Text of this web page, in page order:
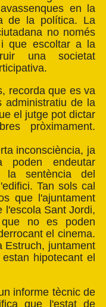
en la
de la política. La
no només
que escoltar a la
una societat
recorda que es va
administratiu de la
el jutge pot dictar
pròximament.
inconsciència, ja
poden endeutar
sentència del
Tan sols cal
que l'ajuntament
l'escola Sant Jordi,
no es poden
el cinema.
Estruch, juntament
hipotecant el
informe tècnic de
que l'estat de